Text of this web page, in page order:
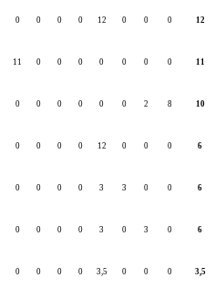
0 0 0 0 12 0 0 0 12
11 0 0 0 0 0 0 0 11
0 0 0 0 0 0 2 8 10
0 0 0 0 12 0 0 0 6
0 0 0 0 3 3 0 0 6
0 0 0 0 3 0 3 0 6
0 0 0 0 3,5 0 0 0 3,5